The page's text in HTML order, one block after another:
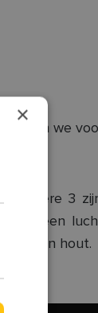
we
andere 3
een
en hout.
×